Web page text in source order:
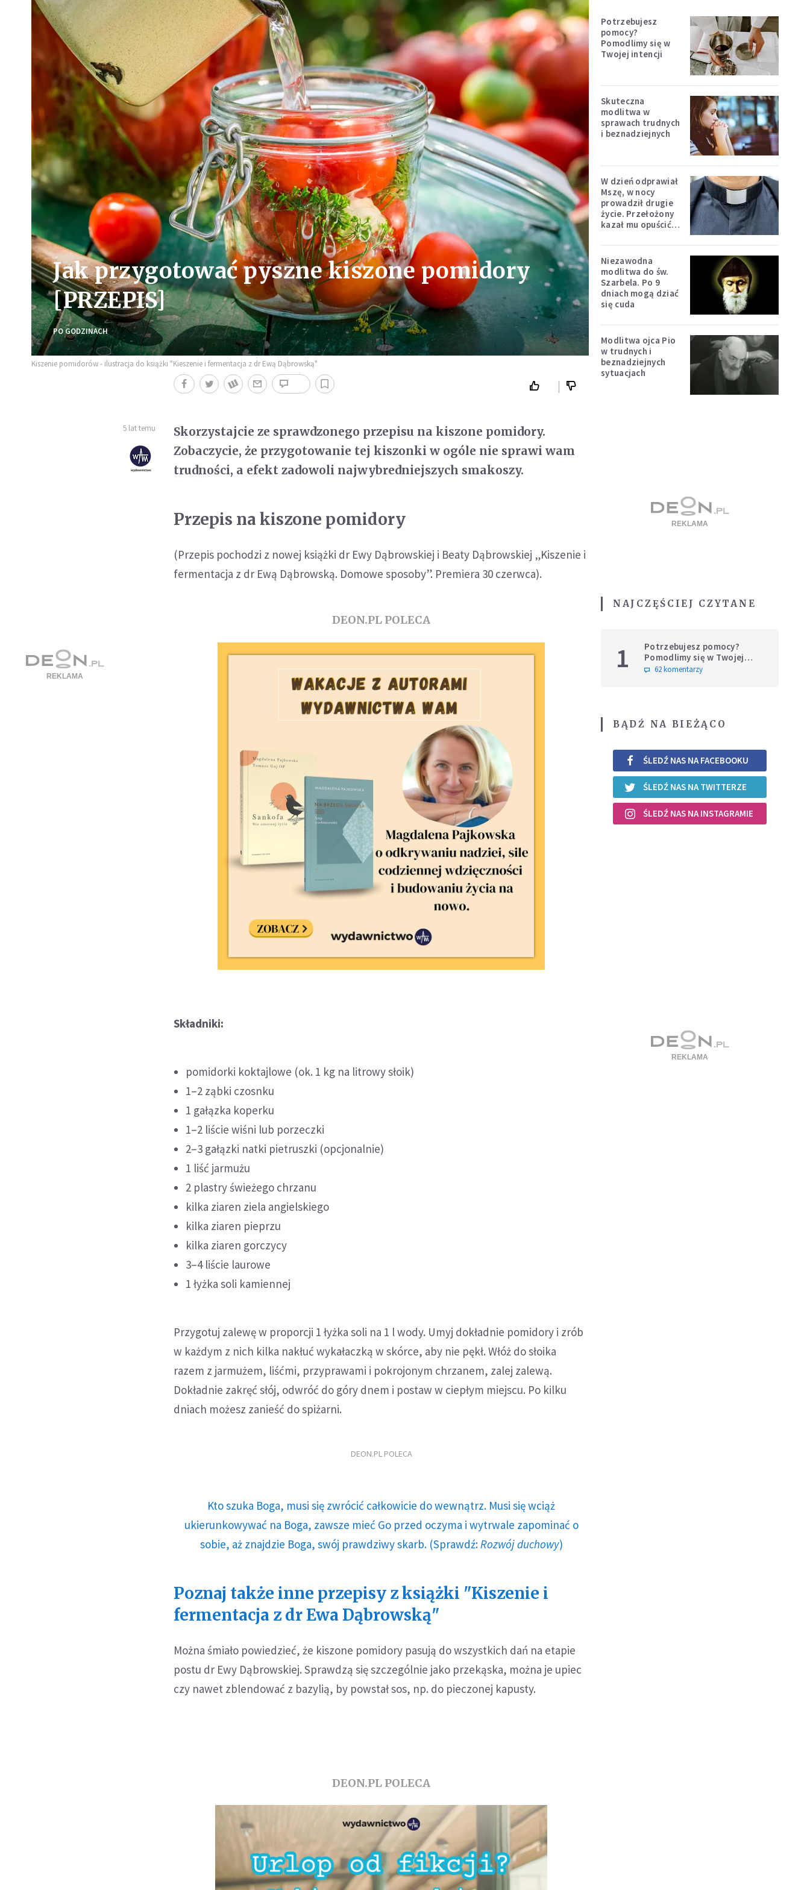
Jak przygotować pyszne kiszone pomidory
[PRZEPIS]
PO GODZINACH
Kiszenie pomidorów - ilustracja do książki "Kieszenie i fermentacja z dr Ewą Dąbrowską"
5 lat temu
Skorzystajcie ze sprawdzonego przepisu na kiszone pomidory.
Zobaczycie, że przygotowanie tej kiszonki w ogóle nie sprawi wam
trudności, a efekt zadowoli najwybredniejszych smakoszy.
Przepis na kiszone pomidory
(Przepis pochodzi z nowej książki dr Ewy Dąbrowskiej i Beaty Dąbrowskiej „Kiszenie i
fermentacja z dr Ewą Dąbrowską. Domowe sposoby”. Premiera 30 czerwca).
DEON.PL POLECA
Składniki:
pomidorki koktajlowe (ok. 1 kg na litrowy słoik)
1–2 ząbki czosnku
1 gałązka koperku
1–2 liście wiśni lub porzeczki
2–3 gałązki natki pietruszki (opcjonalnie)
1 liść jarmużu
2 plastry świeżego chrzanu
kilka ziaren ziela angielskiego
kilka ziaren pieprzu
kilka ziaren gorczycy
3–4 liście laurowe
1 łyżka soli kamiennej
Przygotuj zalewę w proporcji 1 łyżka soli na 1 l wody. Umyj dokładnie pomidory i zrób
w każdym z nich kilka nakłuć wykałaczką w skórce, aby nie pękł. Włóż do słoika
razem z jarmużem, liśćmi, przyprawami i pokrojonym chrzanem, zalej zalewą.
Dokładnie zakręć słój, odwróć do góry dnem i postaw w ciepłym miejscu. Po kilku
dniach możesz zanieść do spiżarni.
DEON.PL POLECA
Kto szuka Boga, musi się zwrócić całkowicie do wewnątrz. Musi się wciąż
ukierunkowywać na Boga, zawsze mieć Go przed oczyma i wytrwale zapominać o
sobie, aż znajdzie Boga, swój prawdziwy skarb. (Sprawdź: Rozwój duchowy)
Poznaj także inne przepisy z książki "Kiszenie i
fermentacja z dr Ewa Dąbrowską"
Można śmiało powiedzieć, że kiszone pomidory pasują do wszystkich dań na etapie
postu dr Ewy Dąbrowskiej. Sprawdzą się szczególnie jako przekąska, można je upiec
czy nawet zblendować z bazylią, by powstał sos, np. do pieczonej kapusty.
DEON.PL POLECA
Potrzebujesz
pomocy?
Pomodlimy się w
Twojej intencji
Skuteczna
modlitwa w
sprawach trudnych
i beznadziejnych
W dzień odprawiał
Mszę, w nocy
prowadził drugie
życie. Przełożony
kazał mu opuścić
Niezawodna
modlitwa do św.
Szarbela. Po 9
dniach mogą dziać
się cuda
Modlitwa ojca Pio
w trudnych i
beznadziejnych
sytuacjach
NAJCZĘŚCIEJ CZYTANE
1
Potrzebujesz pomocy?
Pomodlimy się w Twojej
intencji
62 komentarzy
BĄDŹ NA BIEŻĄCO
ŚLEDŹ NAS NA FACEBOOKU
ŚLEDŹ NAS NA TWITTERZE
ŚLEDŹ NAS NA INSTAGRAMIE